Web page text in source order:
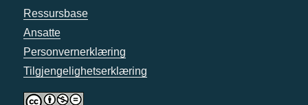
Ressursbase
Ansatte
Personvernerklæring
Tilgjengelighetserklæring